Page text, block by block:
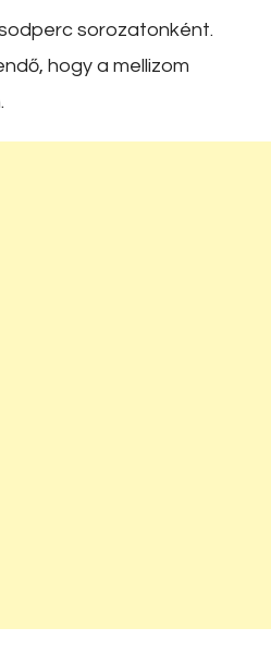
sorozatonként.
hogy a mellizom